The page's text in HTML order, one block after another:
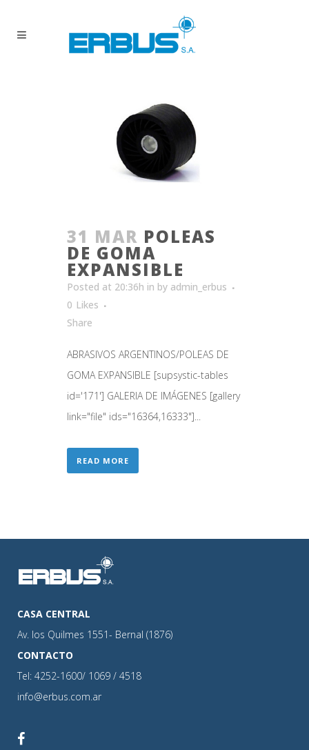
31 MAR POLEAS
DE GOMA
EXPANSIBLE
Posted at 20:36h in by admin_erbus
0 Likes
Share
ABRASIVOS ARGENTINOS/POLEAS DE
GOMA EXPANSIBLE [supsystic-tables
id='171'] GALERIA DE IMÁGENES [gallery
link="file" ids="16364,16333"]...
READ MORE
CASA CENTRAL
Av. los Quilmes 1551- Bernal (1876)
CONTACTO
Tel: 4252-1600/ 1069 / 4518
info@erbus.com.ar